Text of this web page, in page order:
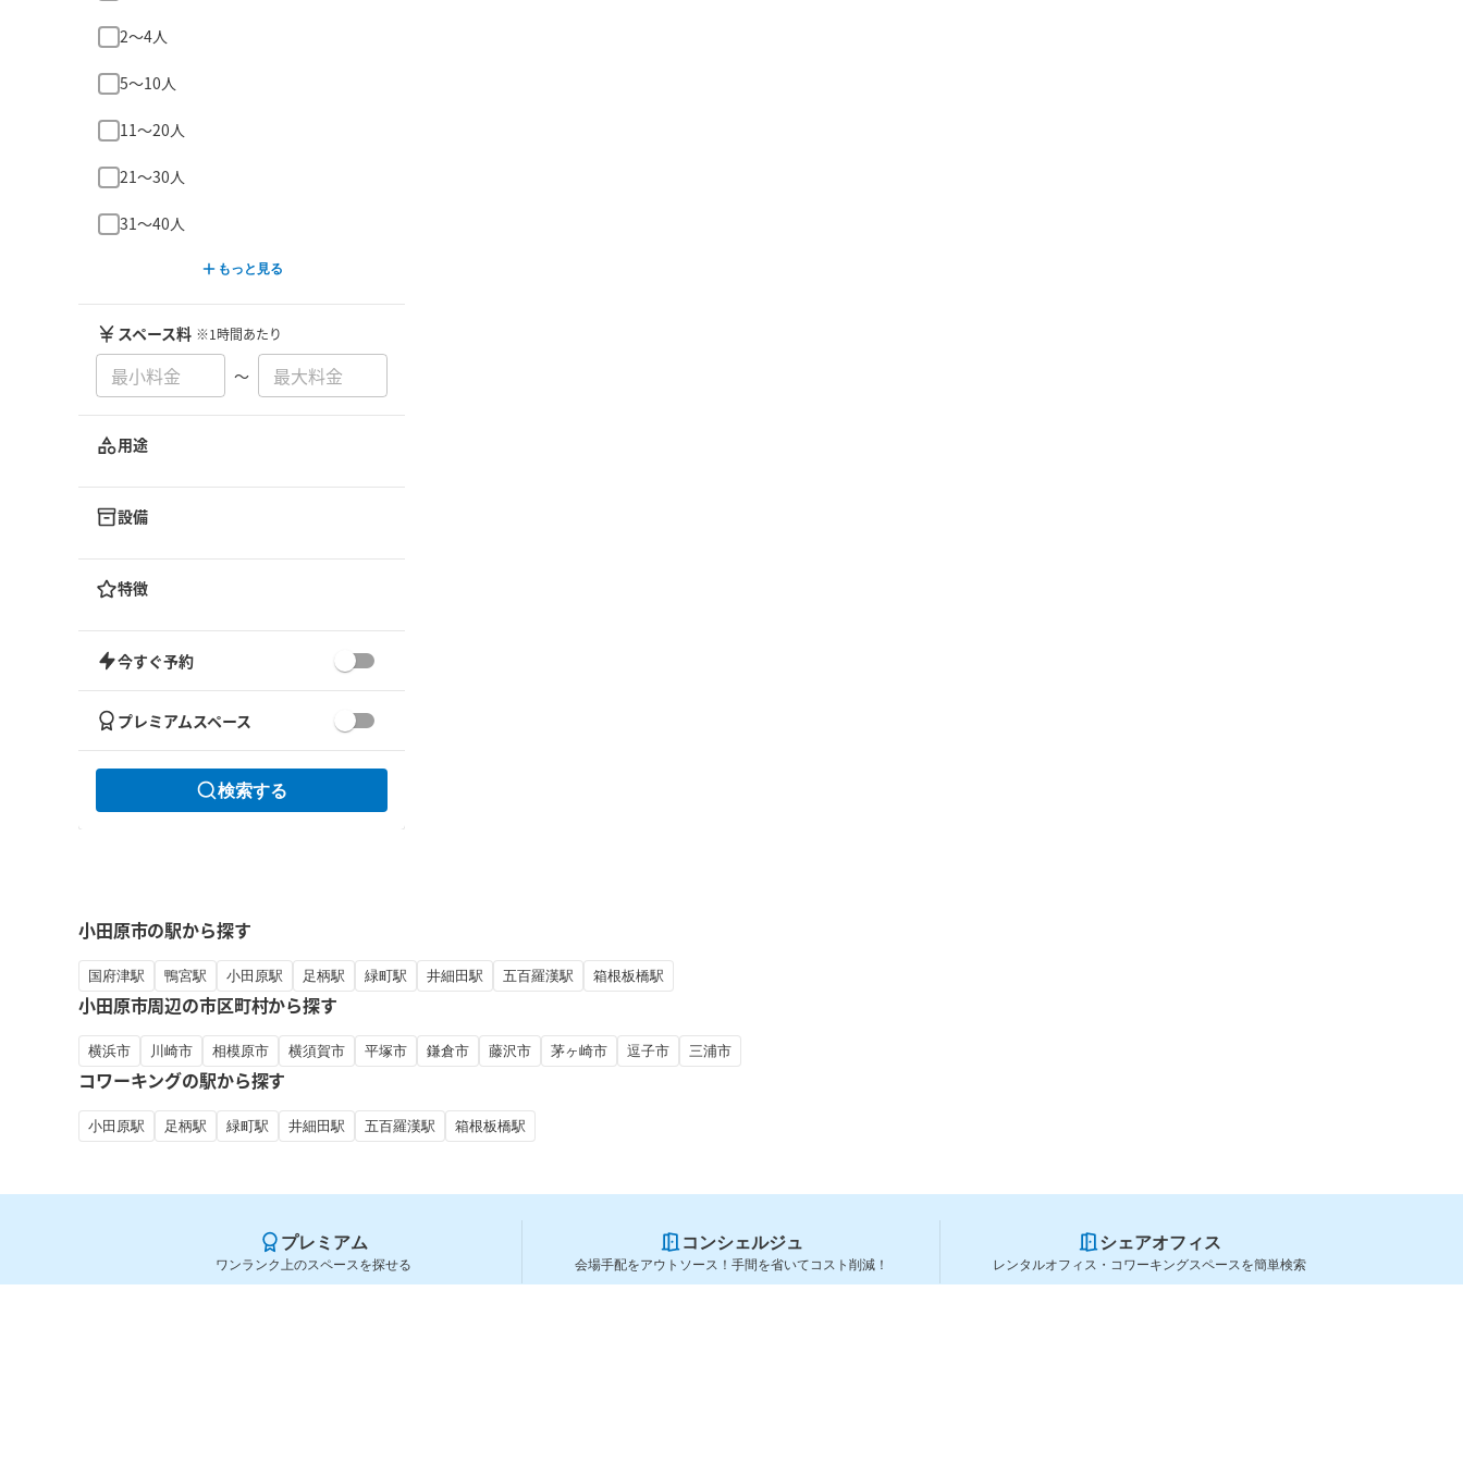
2〜4人
5〜10人
11〜20人
21〜30人
31〜40人
もっと見る
スペース料 ※1時間あたり
〜
用途
設備
特徴
今すぐ予約
プレミアムスペース
検索する
小田原市の駅から探す
国府津駅 鴨宮駅 小田原駅 足柄駅 緑町駅 井細田駅 五百羅漢駅 箱根板橋駅
小田原市周辺の市区町村から探す
横浜市 川崎市 相模原市 横須賀市 平塚市 鎌倉市 藤沢市 茅ヶ崎市 逗子市 三浦市
コワーキングの駅から探す
小田原駅 足柄駅 緑町駅 井細田駅 五百羅漢駅 箱根板橋駅
プレミアム
ワンランク上のスペースを探せる
コンシェルジュ
会場手配をアウトソース！手間を省いてコスト削減！
シェアオフィス
レンタルオフィス・コワーキングスペースを簡単検索